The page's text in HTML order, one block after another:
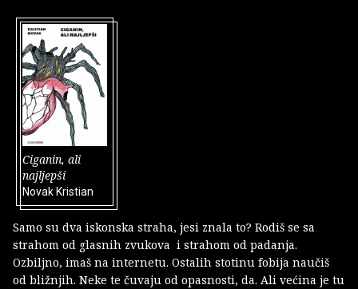
Ciganin, ali
najljepši
Novak Kristian
Samo su dva iskonska straha, jesi znala to? Rodiš se sa
strahom od glasnih zvukova i strahom od padanja.
Ozbiljno, imaš na internetu. Ostalih stotinu fobija naučiš
od bližnjih. Neke te čuvaju od opasnosti, da. Ali većina je tu